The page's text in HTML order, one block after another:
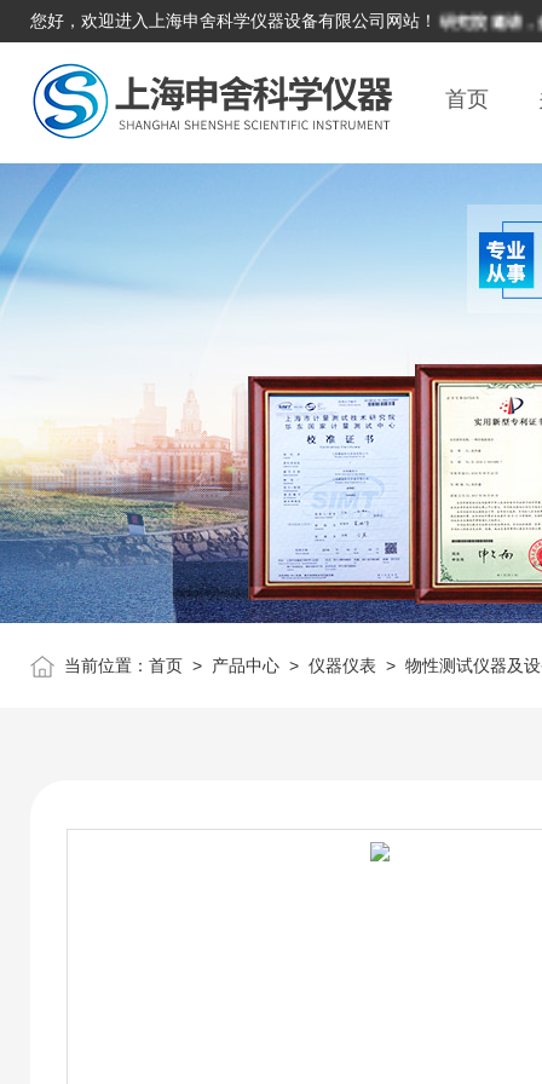
您好，欢迎进入上海申舍科学仪器设备有限公司网站！
本单位积极响应国家计量科学研究院邀请，参
首页
当前位置： 首页 > 产品中心 > 仪器仪表 > 物性测试仪器及